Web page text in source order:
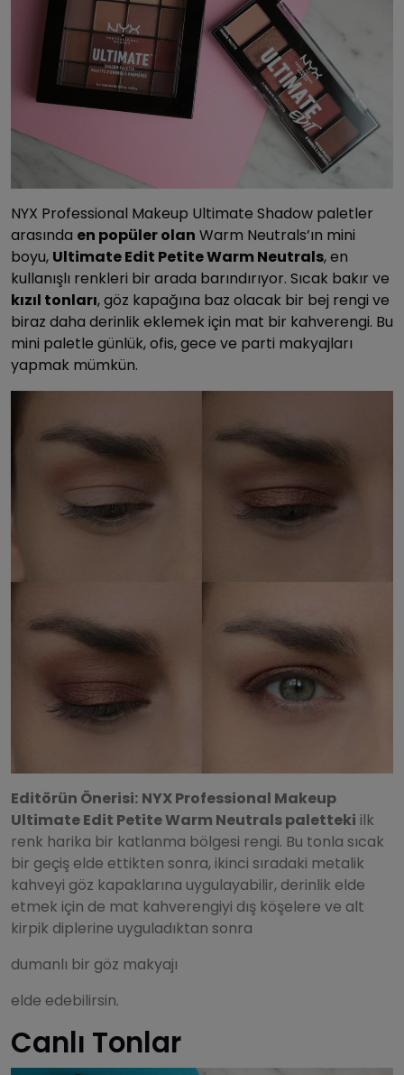
NYX Professional Makeup Ultimate Shadow paletler
arasında en popüler olan Warm Neutrals’ın mini
boyu, Ultimate Edit Petite Warm Neutrals, en
kullanışlı renkleri bir arada barındırıyor. Sıcak bakır ve
kızıl tonları, göz kapağına baz olacak bir bej rengi ve
biraz daha derinlik eklemek için mat bir kahverengi. Bu
mini paletle günlük, ofis, gece ve parti makyajları
yapmak mümkün.
Editörün Önerisi: NYX Professional Makeup
Ultimate Edit Petite Warm Neutrals paletteki ilk
renk harika bir katlanma bölgesi rengi. Bu tonla sıcak
bir geçiş elde ettikten sonra, ikinci sıradaki metalik
kahveyi göz kapaklarına uygulayabilir, derinlik elde
etmek için de mat kahverengiyi dış köşelere ve alt
kirpik diplerine uyguladıktan sonra
dumanlı bir göz makyajı
elde edebilirsin.
Canlı Tonlar